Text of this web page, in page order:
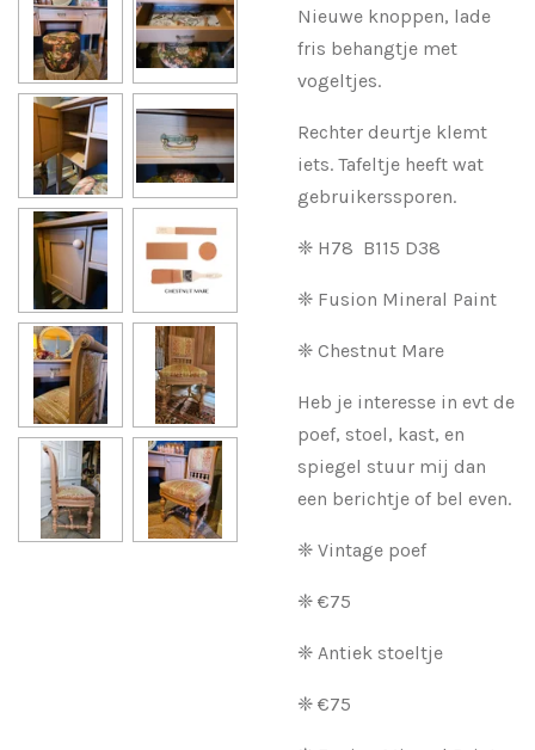
Nieuwe knoppen, lade
fris behangtje met
vogeltjes.
Rechter deurtje klemt
iets. Tafeltje heeft wat
gebruikerssporen.
❈ H78 B115 D38
❈ Fusion Mineral Paint
❈ Chestnut Mare
Heb je interesse in evt de
poef, stoel, kast, en
spiegel stuur mij dan
een berichtje of bel even.
❈ Vintage poef
❈ €75
❈ Antiek stoeltje
❈ €75